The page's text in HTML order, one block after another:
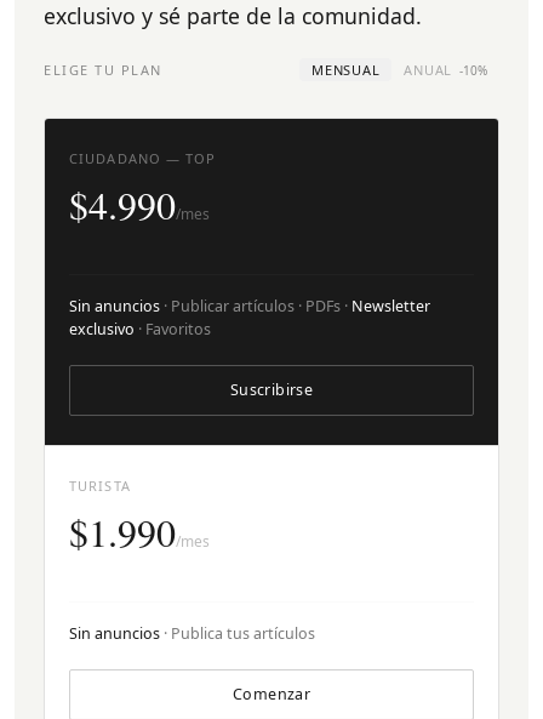
exclusivo y sé parte de la comunidad.
ELIGE TU PLAN MENSUAL ANUAL -10%
TURISTA
$1.990/mes
Sin anuncios · Publica tus artículos
Comenzar
CIUDADANO — TOP
$4.990/mes
Sin anuncios · Publicar artículos · PDFs · Newsletter
exclusivo · Favoritos
Suscribirse